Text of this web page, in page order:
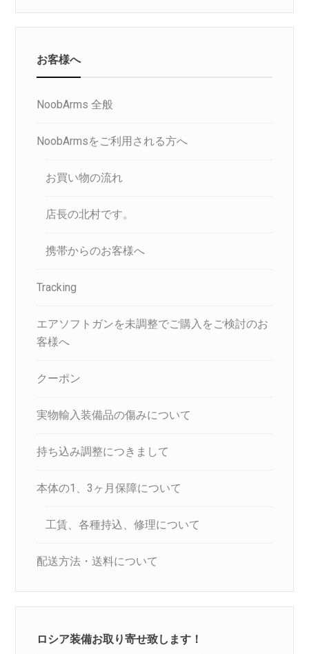
お客様へ
NoobArms 全般
NoobArmsをご利用される方へ
お買い物の流れ
店長の北村です。
携帯からのお客様へ
Tracking
エアソフトガンを未調整でご購入をご検討のお
客様へ
クーポン
実物輸入装備品の傷みについて
持ち込み調整につきまして
本体の1、3ヶ月保障について
工賃、各種持込、修理について
配送方法・送料について
ロシア装備お取り寄せ致します！